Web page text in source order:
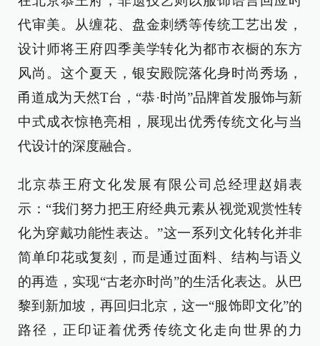
代审美。从缠花、盘金刺绣等传统工艺出发，
设计师将王府四季美学转化为都市衣橱的东方
风尚。这个夏天，银安殿院落化身时尚秀场，
甬道成为天然T台，“恭·时尚”品牌首发服饰与新
中式成衣惊艳亮相，展现出优秀传统文化与当
代设计的深度融合。
北京恭王府文化发展有限公司总经理赵娟表
示：“我们努力把王府经典元素从视觉观赏性转
化为穿戴功能性表达。”这一系列文化转化并非
简单印花或复刻，而是通过面料、结构与语义
的再造，实现“古老亦时尚”的生活化表达。从巴
黎到新加坡，再回归北京，这一“服饰即文化”的
路径，正印证着优秀传统文化走向世界的力